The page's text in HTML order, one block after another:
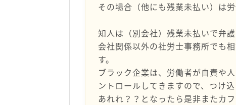
その場合（他にも残業未払い）は
知人は（別会社）残業未払いで弁
会社関係以外の社労士事務所でも
す。
ブラック企業は、労働者が自責や
ントロールしてきますので、つけ
あれれ？？となったら是非またカ